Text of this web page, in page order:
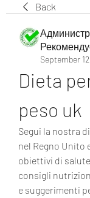
Back
September
Dieta
peso uk
Segui la nostra
nel Regno Unito
obiettivi di
consigli
e suggerimenti